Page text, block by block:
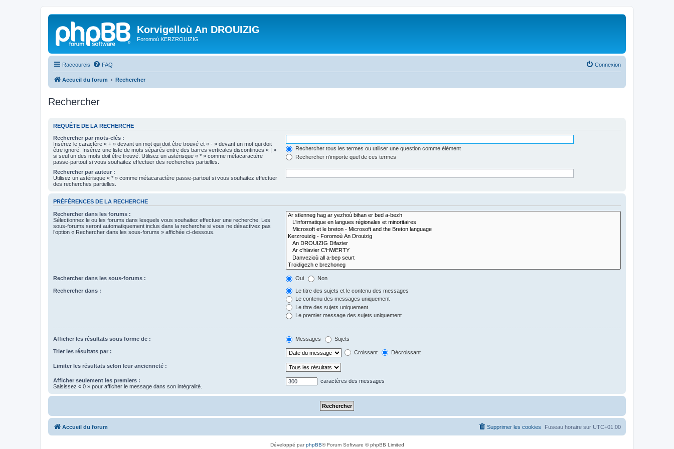
Korvigelloù An DROUIZIG
Foromoù KERZROUIZIG
Raccourcis FAQ Connexion
Accueil du forum Rechercher
Rechercher
REQUÊTE DE LA RECHERCHE
Rechercher par mots-clés :
Insérez le caractère « + » devant un mot qui doit être trouvé et « - » devant un mot qui doit
être ignoré. Insérez une liste de mots séparés entre des barres verticales discontinues « | »
si seul un des mots doit être trouvé. Utilisez un astérisque « * » comme métacaractère
passe-partout si vous souhaitez effectuer des recherches partielles.
Rechercher tous les termes ou utiliser une question comme élément
Rechercher n’importe quel de ces termes
Rechercher par auteur :
Utilisez un astérisque « * » comme métacaractère passe-partout si vous souhaitez effectuer
des recherches partielles.
PRÉFÉRENCES DE LA RECHERCHE
Rechercher dans les forums :
Sélectionnez le ou les forums dans lesquels vous souhaitez effectuer une recherche. Les
sous-forums seront automatiquement inclus dans la recherche si vous ne désactivez pas
l’option « Rechercher dans les sous-forums » affichée ci-dessous.
Rechercher dans les sous-forums : Oui Non
Rechercher dans :
Le titre des sujets et le contenu des messages
Le contenu des messages uniquement
Le titre des sujets uniquement
Le premier message des sujets uniquement
Afficher les résultats sous forme de : Messages Sujets
Trier les résultats par : Croissant Décroissant
Limiter les résultats selon leur ancienneté :
Afficher seulement les premiers :
Saisissez « 0 » pour afficher le message dans son intégralité.
caractères des messages
Accueil du forum Fuseau horaire sur UTC+01:00
Supprimer les cookies
Développé parphpBB® Forum Software © phpBB Limited